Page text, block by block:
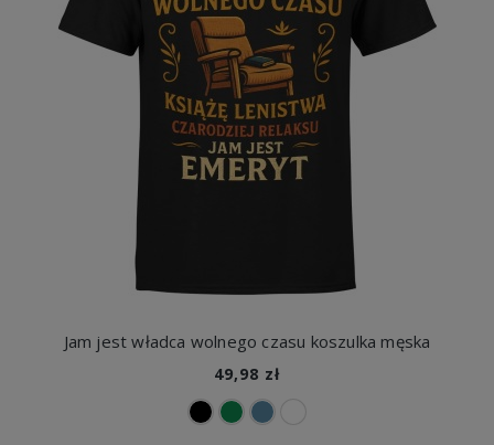
Jam jest władca wolnego czasu koszulka męska
49,98 zł